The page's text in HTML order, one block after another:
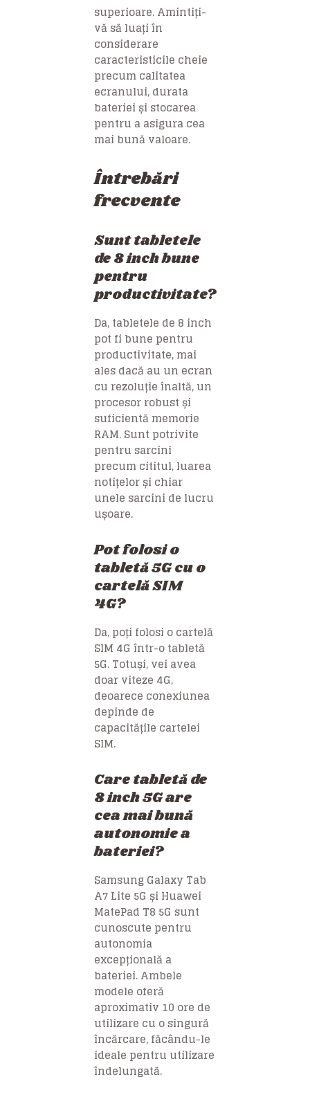
superioare. Amintiți-
vă să luați în
considerare
caracteristicile cheie
precum calitatea
ecranului, durata
bateriei și stocarea
pentru a asigura cea
mai bună valoare.
Întrebări
frecvente
Sunt tabletele
de 8 inch bune
pentru
productivitate?
Da, tabletele de 8 inch
pot fi bune pentru
productivitate, mai
ales dacă au un ecran
cu rezoluție înaltă, un
procesor robust și
suficientă memorie
RAM. Sunt potrivite
pentru sarcini
precum cititul, luarea
notițelor și chiar
unele sarcini de lucru
ușoare.
Pot folosi o
tabletă 5G cu o
cartelă SIM
4G?
Da, poți folosi o cartelă
SIM 4G într-o tabletă
5G. Totuși, vei avea
doar viteze 4G,
deoarece conexiunea
depinde de
capacitățile cartelei
SIM.
Care tabletă de
8 inch 5G are
cea mai bună
autonomie a
bateriei?
Samsung Galaxy Tab
A7 Lite 5G și Huawei
MatePad T8 5G sunt
cunoscute pentru
autonomia
excepțională a
bateriei. Ambele
modele oferă
aproximativ 10 ore de
utilizare cu o singură
încărcare, făcându-le
ideale pentru utilizare
îndelungată.